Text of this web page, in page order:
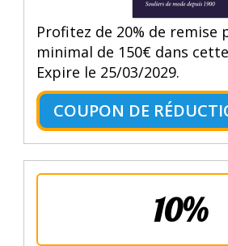
Profitez de 20% de remise
minimal de 150€ dans
Expire le 25/03/2029.
COUPON DE
10%